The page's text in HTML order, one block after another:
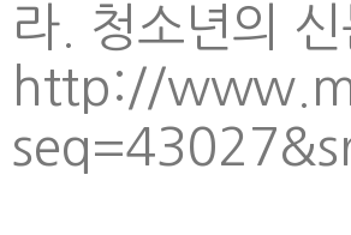
라. 청소년의
http://